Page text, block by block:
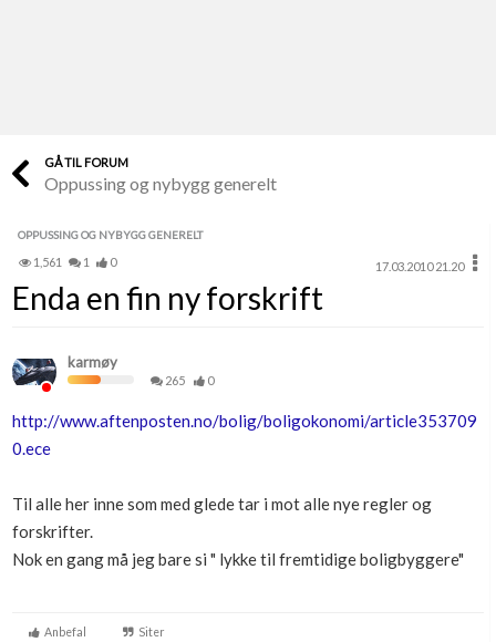
Finn håndverkere
Papirer som mangler
Skaff dokumentasjon som mangler
Kundeservice
Få svar på det du lurer på
Kom i gang med Boligmappa
Se din bolig? Klikk her
Boligmappa+
Få mer ut av Boligmappa
GÅ TIL FORUM
Oppussing og nybygg generelt
OPPUSSING OG NYBYGG GENERELT
1,561 1 0 17.03.2010 21.20
Enda en fin ny forskrift
karmøy
265 0
http://www.aftenposten.no/bolig/boligokonomi/article353709
0.ece
Til alle her inne som med glede tar i mot alle nye regler og
forskrifter.
Nok en gang må jeg bare si " lykke til fremtidige boligbyggere"
Anbefal Siter